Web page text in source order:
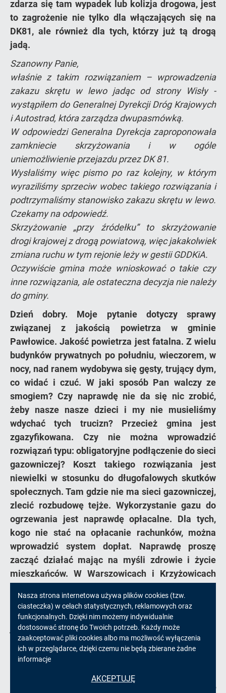
zdarza się tam wypadek lub kolizja drogowa, jest
to zagrożenie nie tylko dla włączających się na
DK81, ale również dla tych, którzy już tą drogą
jadą.
Szanowny Panie,
właśnie z takim rozwiązaniem – wprowadzenia
zakazu skrętu w lewo jadąc od strony Wisły -
wystąpiłem do Generalnej Dyrekcji Dróg Krajowych
i Autostrad, która zarządza dwupasmówką.
W odpowiedzi Generalna Dyrekcja zaproponowała
zamkniecie skrzyżowania i w ogóle
uniemożliwienie przejazdu przez DK 81.
Wysłaliśmy więc pismo po raz kolejny, w którym
wyraziliśmy sprzeciw wobec takiego rozwiązania i
podtrzymaliśmy stanowisko zakazu skrętu w lewo.
Czekamy na odpowiedź.
Skrzyżowanie „przy źródełku” to skrzyżowanie
drogi krajowej z drogą powiatową, więc jakakolwiek
zmiana ruchu w tym rejonie leży w gestii GDDKiA.
Oczywiście gmina może wnioskować o takie czy
inne rozwiązania, ale ostateczna decyzja nie należy
do gminy.
Dzień dobry. Moje pytanie dotyczy sprawy
związanej z jakością powietrza w gminie
Pawłowice. Jakość powietrza jest fatalna. Z wielu
budynków prywatnych po południu, wieczorem, w
nocy, nad ranem wydobywa się gęsty, trujący dym,
co widać i czuć. W jaki sposób Pan walczy ze
smogiem? Czy naprawdę nie da się nic zrobić,
żeby nasze nasze dzieci i my nie musieliśmy
wdychać tych trucizn? Przecież gmina jest
zgazyfikowana. Czy nie można wprowadzić
rozwiązań typu: obligatoryjne podłączenie do sieci
gazowniczej? Koszt takiego rozwiązania jest
niewielki w stosunku do długofalowych skutków
społecznych. Tam gdzie nie ma sieci gazowniczej,
zlecić rozbudowę tejże. Wykorzystanie gazu do
ogrzewania jest naprawdę opłacalne. Dla tych,
kogo nie stać na opłacanie rachunków, można
wprowadzić system dopłat. Naprawdę proszę
zacząć działać mając na myśli zdrowie i życie
mieszkańców. W Warszowicach i Krzyżowicach
antysmogowa jest martwą ustawą. Samo
podawanie wartości zanieczyszczeń nie zmieni
jakości powietrza. Ja, jako mieszkaniec Gminy,
płacący podatki, się nie zgadzam na taką sytuację
i nicnierobienie.
Informacja
o
cookies!
Nasza strona internetowa używa plików cookies (tzw.
ciasteczka) w celach statystycznych, reklamowych oraz
funkcjonalnych. Dzięki nim możemy indywidualnie
dostosować stronę do Twoich potrzeb. Każdy może
zaakceptować pliki cookies albo ma możliwość wyłączenia
ich w przeglądarce, dzięki czemu nie będą zbierane żadne
informacje
AKCEPTUJĘ